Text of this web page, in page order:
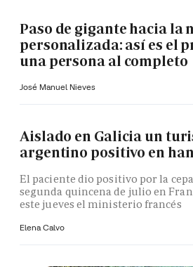
Paso de gigante hacia la
personalizada: así es el
una persona al completo
José Manuel Nieves
Aislado en Galicia un
argentino positivo en
El paciente dio positivo por la
segunda quincena de julio en
este jueves el ministerio francés
Elena Calvo